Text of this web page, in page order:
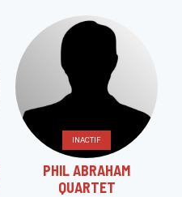
INACTIF
PHIL ABRAHAM
QUARTET